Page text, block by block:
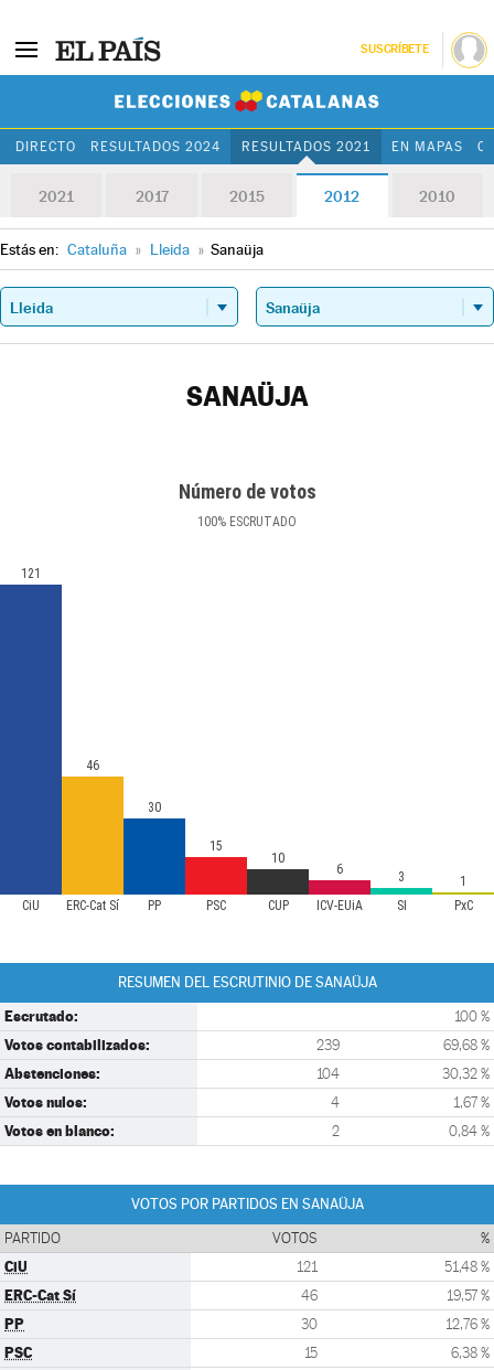
SUSCRÍBETE
DIRECTO RESULTADOS 2024 RESULTADOS 2021 EN MAPAS
2021 2017 2015 2012 2010
Estás en: Cataluña » Lleida » Sanaüja
SANAÜJA
Número de votos
100% ESCRUTADO
CiU ERC-Cat Sí PP PSC CUP ICV-EUiA SI PxC
121
46
30
15
10
6 3 1
RESUMEN DEL ESCRUTINIO DE SANAÜJA
Escrutado: 100 %
Votos contabilizados: 239 69,68 %
Abstenciones: 104 30,32 %
Votos nulos: 4 1,67 %
Votos en blanco: 2 0,84 %
VOTOS POR PARTIDOS EN SANAÜJA
PARTIDO VOTOS %
CiU 121 51,48 %
ERC-Cat Sí 46 19,57 %
PP 30 12,76 %
PSC 15 6,38 %